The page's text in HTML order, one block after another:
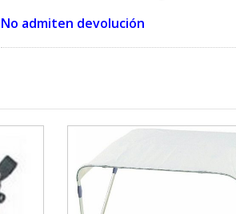
No admiten devolución